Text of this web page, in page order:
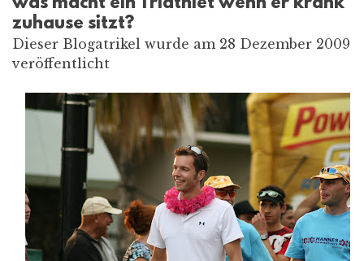
zuhause sitzt?
Dieser Blogatrikel wurde am 28 Dezember 2009
veröffentlicht